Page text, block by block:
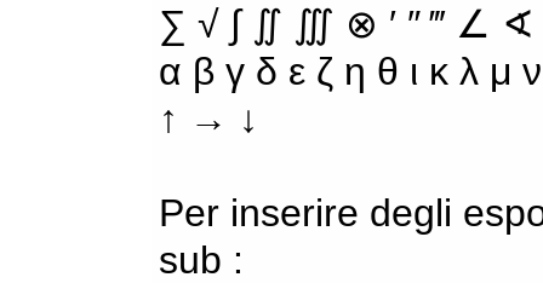
∑ √ ∫ ∬ ∭ ⊗ ′ ″ ‴ ∠
α β γ δ ε ζ η θ ι κ λ
↑ → ↓
Per inserire degli
sub :